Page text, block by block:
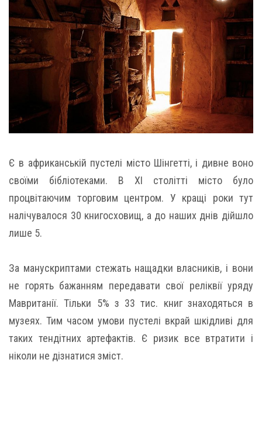
Є в африканській пустелі місто Шінгетті, і дивне воно
своїми бібліотеками. В XI столітті місто було
процвітаючим торговим центром. У кращі роки тут
налічувалося 30 книгосховищ, а до наших днів дійшло
лише 5.
За манускриптами стежать нащадки власників, і вони
не горять бажанням передавати свої реліквії уряду
Мавританії. Тільки 5% з 33 тис. книг знаходяться в
музеях. Тим часом умови пустелі вкрай шкідливі для
таких тендітних артефактів. Є ризик все втратити і
ніколи не дізнатися зміст.